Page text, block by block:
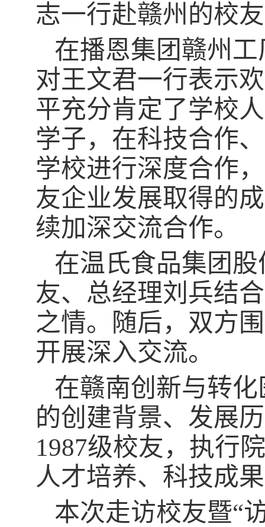
志一行赴赣州的校
在播恩集团赣州
对王文君一行表示
平充分肯定了学校
学子，在科技合作
学校进行深度合作
友企业发展取得的
续加深交流合作。
在温氏食品集团
友、总经理刘兵结
之情。随后，双方
开展深入交流。
在赣南创新与转
的创建背景、发展
1987级校友，执行
人才培养、科技成
本次走访校友暨“